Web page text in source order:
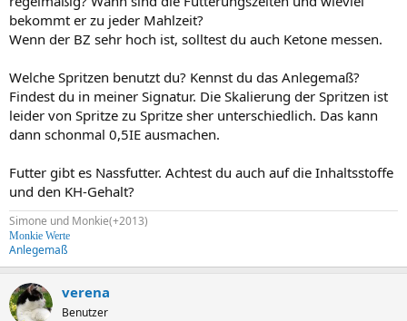
bekommt er zu jeder Mahlzeit?
Wenn der BZ sehr hoch ist, solltest du auch Ketone messen.
Welche Spritzen benutzt du? Kennst du das Anlegemaß?
Findest du in meiner Signatur. Die Skalierung der Spritzen ist
leider von Spritze zu Spritze sher unterschiedlich. Das kann
dann schonmal 0,5IE ausmachen.
Futter gibt es Nassfutter. Achtest du auch auf die Inhaltsstoffe
und den KH-Gehalt?
Simone und Monkie(+2013)
Monkie Werte
Anlegemaß
verena
Benutzer